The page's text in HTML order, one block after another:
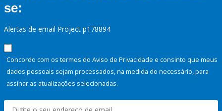
se:
Alertas de email Project p178894
Concordo com os termos do Aviso de Privacidade e consinto que meus
dados pessoais sejam processados, na medida do necessário, para
assinar as atualizações selecionadas.